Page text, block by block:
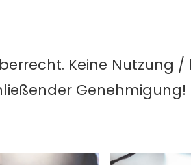
Keine Nutzung
Genehmigung!